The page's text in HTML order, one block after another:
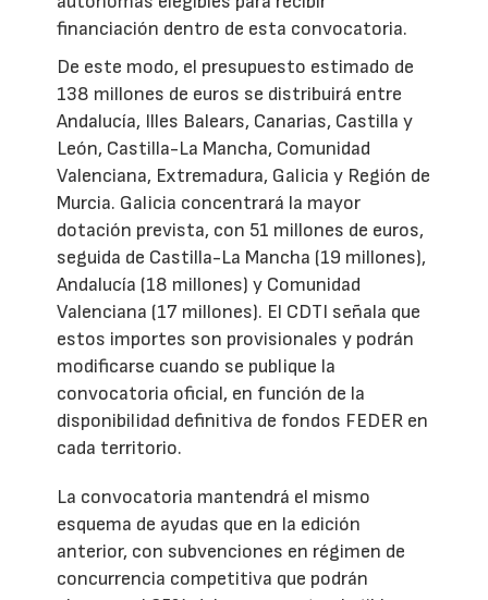
financiación dentro de esta convocatoria.
De este modo, el presupuesto estimado de
138 millones de euros se distribuirá entre
Andalucía, Illes Balears, Canarias, Castilla y
León, Castilla-La Mancha, Comunidad
Valenciana, Extremadura, Galicia y Región de
Murcia. Galicia concentrará la mayor
dotación prevista, con 51 millones de euros,
seguida de Castilla-La Mancha (19 millones),
Andalucía (18 millones) y Comunidad
Valenciana (17 millones). El CDTI señala que
estos importes son provisionales y podrán
modificarse cuando se publique la
convocatoria oficial, en función de la
disponibilidad definitiva de fondos FEDER en
cada territorio.
La convocatoria mantendrá el mismo
esquema de ayudas que en la edición
anterior, con subvenciones en régimen de
concurrencia competitiva que podrán